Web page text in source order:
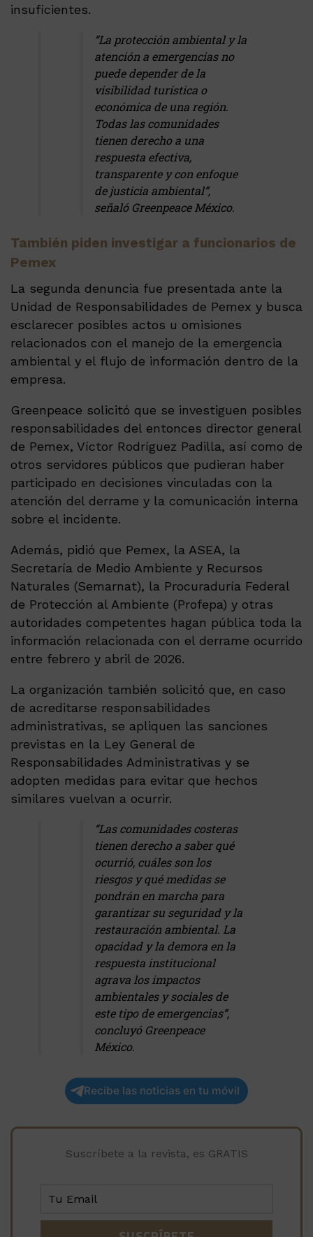
insuficientes.
“La protección ambiental y la
atención a emergencias no
puede depender de la
visibilidad turística o
económica de una región.
Todas las comunidades
tienen derecho a una
respuesta efectiva,
transparente y con enfoque
de justicia ambiental”,
señaló Greenpeace México.
También piden investigar a funcionarios de
Pemex
La segunda denuncia fue presentada ante la
Unidad de Responsabilidades de Pemex y busca
esclarecer posibles actos u omisiones
relacionados con el manejo de la emergencia
ambiental y el flujo de información dentro de la
empresa.
Greenpeace solicitó que se investiguen posibles
responsabilidades del entonces director general
de Pemex, Víctor Rodríguez Padilla, así como de
otros servidores públicos que pudieran haber
participado en decisiones vinculadas con la
atención del derrame y la comunicación interna
sobre el incidente.
Además, pidió que Pemex, la ASEA, la
Secretaría de Medio Ambiente y Recursos
Naturales (Semarnat), la Procuraduría Federal
de Protección al Ambiente (Profepa) y otras
autoridades competentes hagan pública toda la
información relacionada con el derrame ocurrido
entre febrero y abril de 2026.
La organización también solicitó que, en caso
de acreditarse responsabilidades
administrativas, se apliquen las sanciones
previstas en la Ley General de
Responsabilidades Administrativas y se
adopten medidas para evitar que hechos
similares vuelvan a ocurrir.
“Las comunidades costeras
tienen derecho a saber qué
ocurrió, cuáles son los
riesgos y qué medidas se
pondrán en marcha para
garantizar su seguridad y la
restauración ambiental. La
opacidad y la demora en la
respuesta institucional
agrava los impactos
ambientales y sociales de
este tipo de emergencias”,
concluyó Greenpeace
México.
Recibe las noticias en tu móvil
Suscríbete a la revista, es GRATIS